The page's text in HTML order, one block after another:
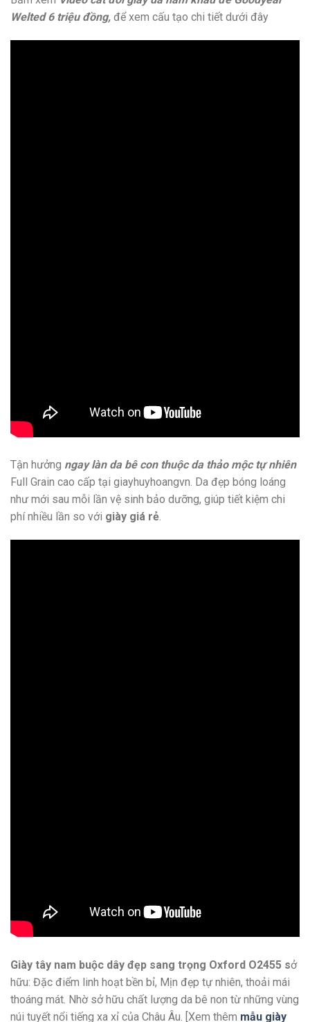
Welted 6 triệu đồng, để xem cấu tạo chi tiết dưới đây
Tận hưởng ngay làn da bê con thuộc da thảo mộc tự nhiên
Full Grain cao cấp tại giayhuyhoangvn. Da đẹp bóng loáng
như mới sau mỗi lần vệ sinh bảo dưỡng, giúp tiết kiệm chi
phí nhiều lần so với giày giá rẻ.
Giày tây nam buộc dây đẹp sang trọng Oxford O2455 sở
hữu: Đặc điểm linh hoạt bền bỉ, Mịn đẹp tự nhiên, thoải mái
thoáng mát. Nhờ sở hữu chất lượng da bê non từ những vùng
núi tuyết nổi tiếng xa xỉ của Châu Âu. [Xem thêm mẫu giày